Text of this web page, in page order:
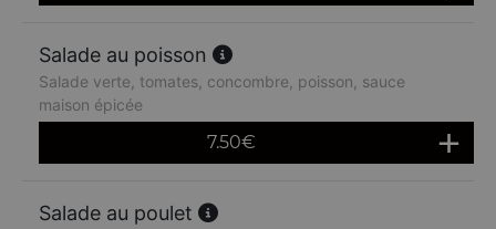
Salade au poisson
Salade verte, tomates, concombre, poisson, sauce
maison épicée
7.50€
Salade au poulet